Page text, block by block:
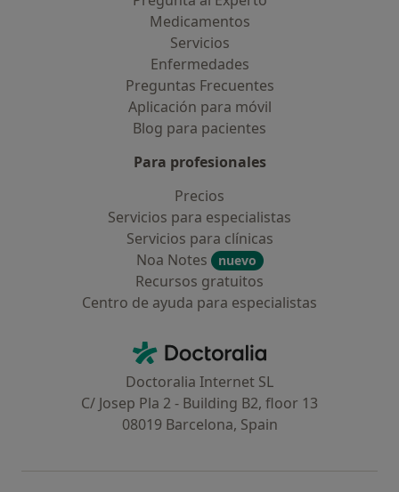
Medicamentos
Servicios
Enfermedades
Preguntas Frecuentes
Aplicación para móvil
Blog para pacientes
Para profesionales
Precios
Servicios para especialistas
Servicios para clínicas
Noa Notes
nuevo
Recursos gratuitos
Centro de ayuda para especialistas
Doctoralia - Página de inicio
Doctoralia Internet SL
C/ Josep Pla 2 - Building B2, floor 13
08019 Barcelona, Spain